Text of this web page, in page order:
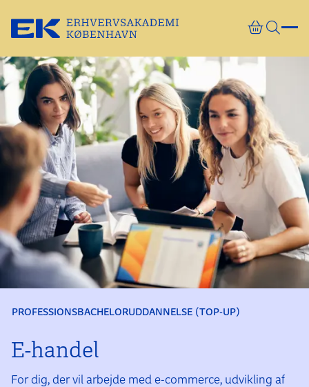
PROFESSIONSBACHELORUDDANNELSE (TOP-UP)
E-handel
For dig, der vil arbejde med e-commerce, udvikling af